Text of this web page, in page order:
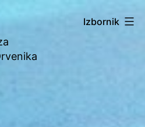
Izbornik